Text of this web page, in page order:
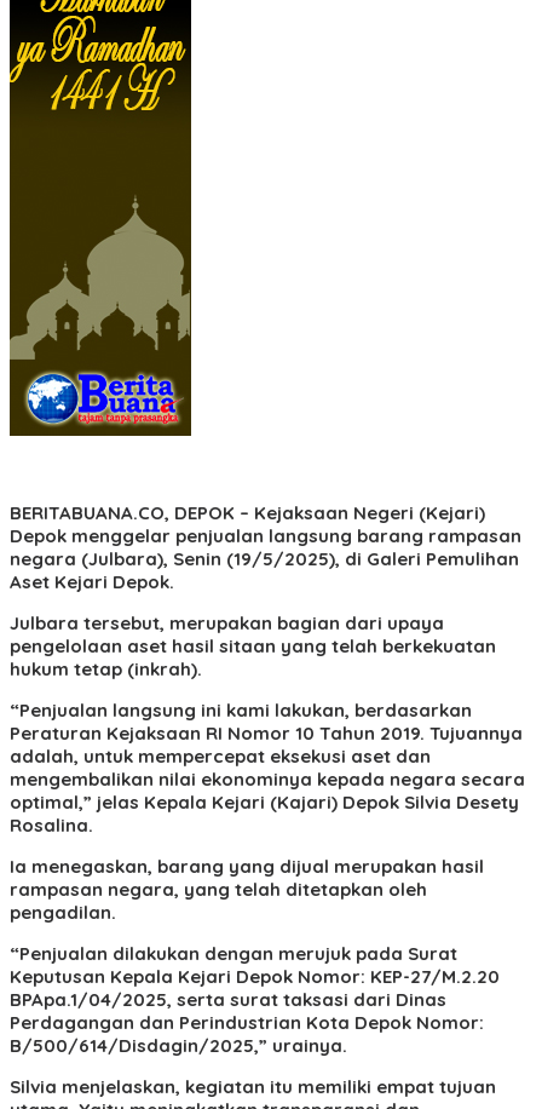
BERITABUANA.CO, DEPOK – Kejaksaan Negeri (Kejari)
Depok menggelar penjualan langsung barang rampasan
negara (Julbara), Senin (19/5/2025), di Galeri Pemulihan
Aset Kejari Depok.
Julbara tersebut, merupakan bagian dari upaya
pengelolaan aset hasil sitaan yang telah berkekuatan
hukum tetap (inkrah).
“Penjualan langsung ini kami lakukan, berdasarkan
Peraturan Kejaksaan RI Nomor 10 Tahun 2019. Tujuannya
adalah, untuk mempercepat eksekusi aset dan
mengembalikan nilai ekonominya kepada negara secara
optimal,” jelas Kepala Kejari (Kajari) Depok Silvia Desety
Rosalina.
Ia menegaskan, barang yang dijual merupakan hasil
rampasan negara, yang telah ditetapkan oleh
pengadilan.
“Penjualan dilakukan dengan merujuk pada Surat
Keputusan Kepala Kejari Depok Nomor: KEP-27/M.2.20
BPApa.1/04/2025, serta surat taksasi dari Dinas
Perdagangan dan Perindustrian Kota Depok Nomor:
B/500/614/Disdagin/2025,” urainya.
Silvia menjelaskan, kegiatan itu memiliki empat tujuan